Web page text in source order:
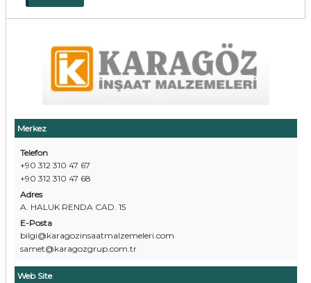
Merkez
Telefon
+90 312 310 47 67
+90 312 310 47 68
Adres
A. HALUK RENDA CAD. 15
E-Posta
bilgi@karagozinsaatmalzemeleri.com
samet@karagozgrup.com.tr
Web Site